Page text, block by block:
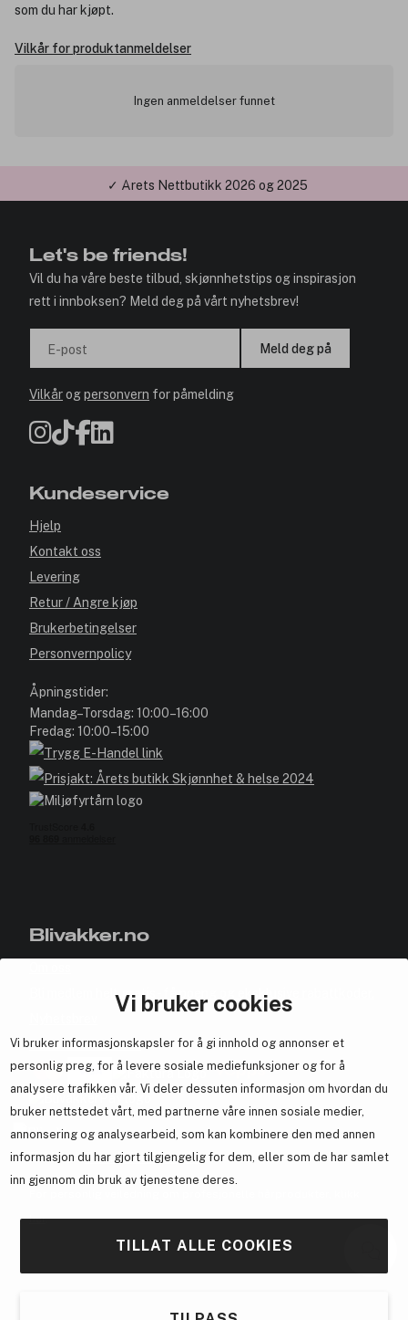
Vi bruker cookies
Vi bruker informasjonskapsler for å gi innhold og annonser et
personlig preg, for å levere sosiale mediefunksjoner og for å
analysere trafikken vår. Vi deler dessuten informasjon om hvordan du
bruker nettstedet vårt, med partnerne våre innen sosiale medier,
annonsering og analysearbeid, som kan kombinere den med annen
informasjon du har gjort tilgjengelig for dem, eller som de har samlet
inn gjennom din bruk av tjenestene deres.
TILLAT ALLE COOKIES
som du har kjøpt.
Vilkår for produktanmeldelser
Ingen anmeldelser funnet
✓ Årets Nettbutikk 2026 og 2025
Let's be friends!
Vil du ha våre beste tilbud, skjønnhetstips og inspirasjon
rett i innboksen? Meld deg på vårt nyhetsbrev!
E-post Meld deg på
Vilkårogpersonvern for påmelding
Kundeservice
Hjelp
Kontakt oss
Levering
Retur / Angre kjøp
Brukerbetingelser
Personvernpolicy
Åpningstider:
Mandag–Torsdag: 10:00–16:00
Fredag: 10:00–15:00
Blivakker.no
Bli medlem helt gratis - få poeng og eksklusive rabattkoder.
Samarbeid med oss
En del avBrandsdal Group AS
her.